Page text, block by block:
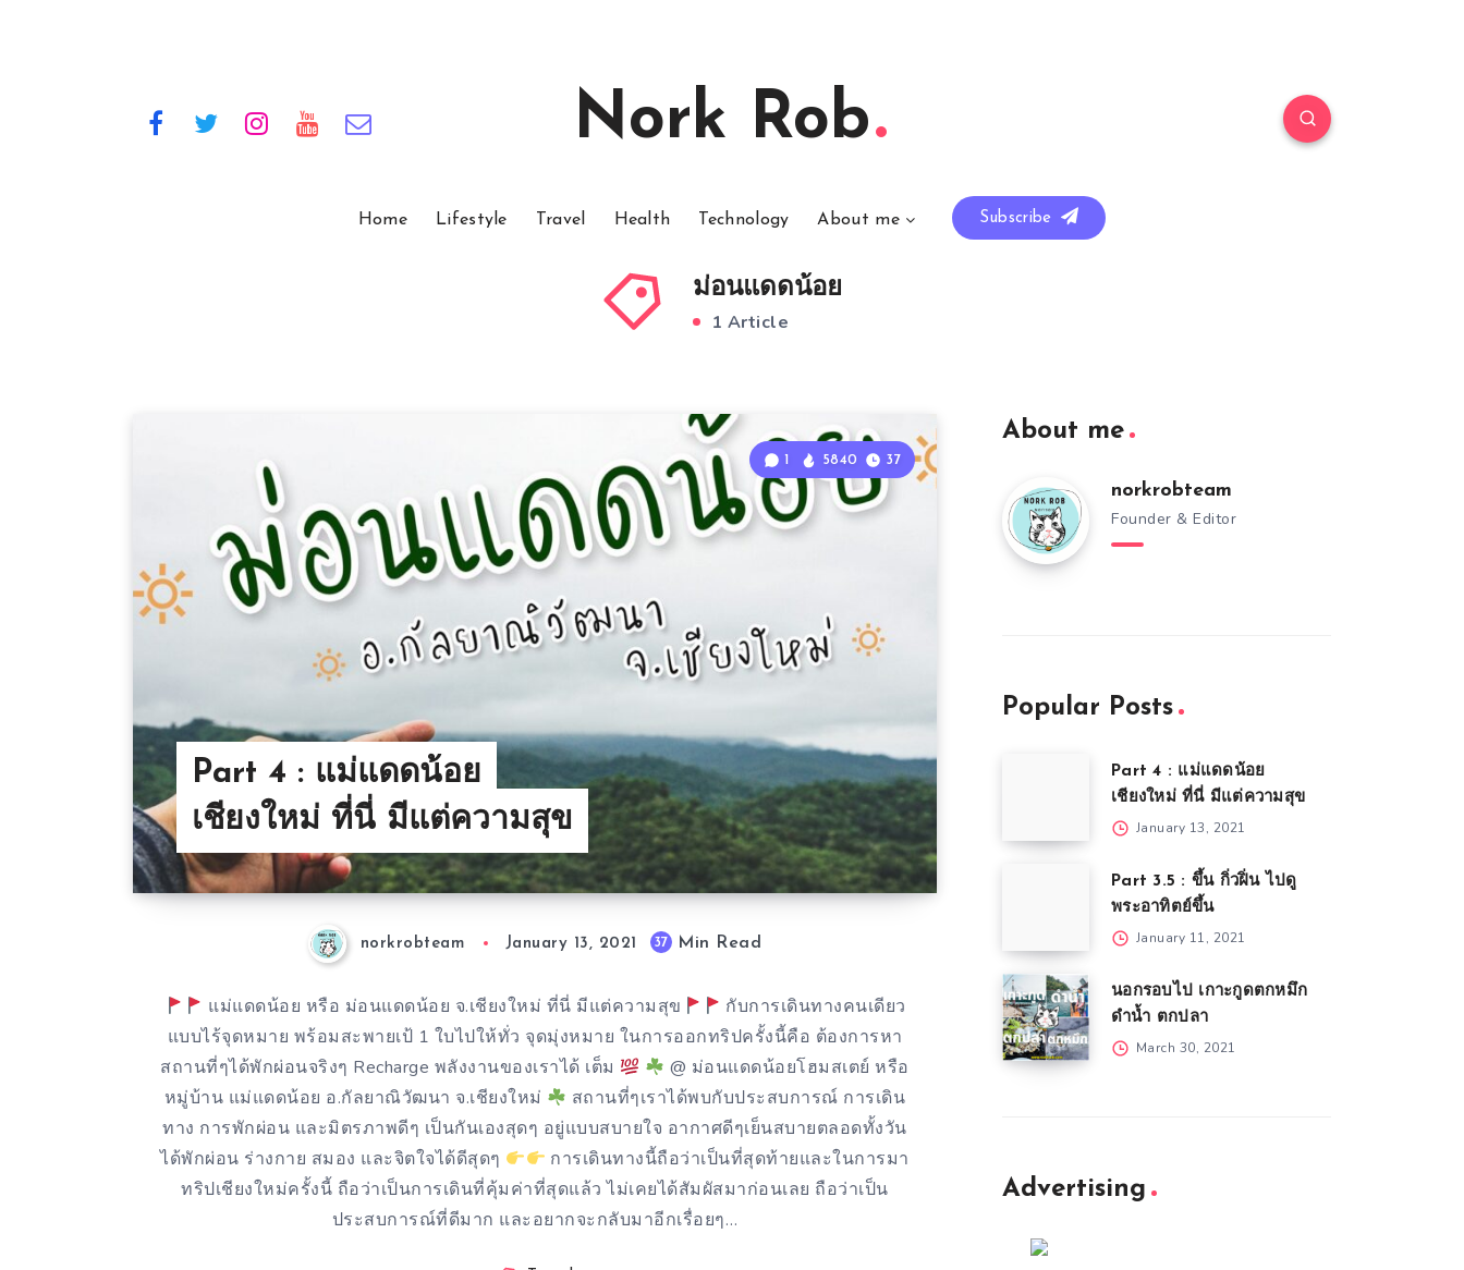
Nork Rob
Home Lifestyle Travel Health Technology About me Subscribe
ม่อนแดดน้อย
1 Article
Part 4 : แม่แดดน้อย
เชียงใหม่ ที่นี่ มีแต่ความสุข
1 5840 37
norkrobteam January 13, 2021 37 Min Read
แม่แดดน้อย หรือ ม่อนแดดน้อย จ.เชียงใหม่ ที่นี่ มีแต่ความสุข
กับการเดินทางคนเดียว
แบบไร้จุดหมาย พร้อมสะพายเป้ 1 ใบไปให้ทั่ว จุดมุ่งหมาย ในการออกทริปครั้งนี้คือ ต้องการหา
สถานที่ๆได้พักผ่อนจริงๆ Recharge พลังงานของเราได้ เต็ม
@ ม่อนแดดน้อยโฮมสเตย์ หรือ
หมู่บ้าน แม่แดดน้อย อ.กัลยาณิวัฒนา จ.เชียงใหม่
สถานที่ๆเราได้พบกับประสบการณ์ การเดิน
ทาง การพักผ่อน และมิตรภาพดีๆ เป็นกันเองสุดๆ อยู่แบบสบายใจ อากาศดีๆเย็นสบายตลอดทั้งวัน
ได้พักผ่อน ร่างกาย สมอง และจิตใจได้ดีสุดๆ
การเดินทางนี้ถือว่าเป็นที่สุดท้ายและในการมา
ทริปเชียงใหม่ครั้งนี้ ถือว่าเป็นการเดินที่คุ้มค่าที่สุดแล้ว ไม่เคยได้สัมผัสมาก่อนเลย ถือว่าเป็น
ประสบการณ์ที่ดีมาก และอยากจะกลับมาอีกเรื่อยๆ…
About me
norkrobteam
Founder & Editor
Popular Posts
Part 4 : แม่แดดน้อย
เชียงใหม่ ที่นี่ มีแต่ความสุข
January 13, 2021
Part 3.5 : ขึ้น กิ่วฝิ่น ไปดู
พระอาทิตย์ขึ้น
January 11, 2021
นอกรอบไป เกาะกูดตกหมึก
ดำน้ำ ตกปลา
March 30, 2021
Advertising